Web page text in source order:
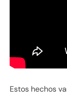
Estos hechos